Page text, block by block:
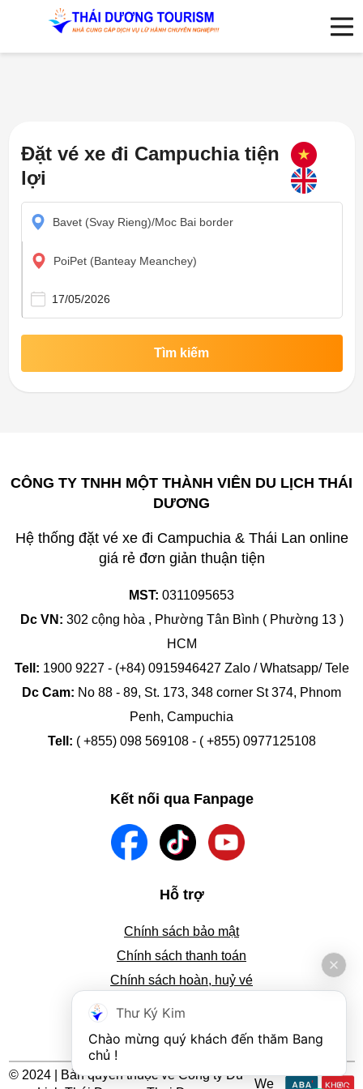
Đặt vé xe đi Campuchia tiện
lợi
Bavet (Svay Rieng)/Moc Bai border
PoiPet (Banteay Meanchey)
Tìm kiếm
CÔNG TY TNHH MỘT THÀNH VIÊN DU LỊCH THÁI
DƯƠNG
Hệ thống đặt vé xe đi Campuchia & Thái Lan online
giá rẻ đơn giản thuận tiện
MST: 0311095653
Dc VN: 302 cộng hòa , Phường Tân Bình ( Phường 13 )
HCM
Tell: 1900 9227 - (+84) 0915946427 Zalo / Whatsapp/ Tele
Dc Cam: No 88 - 89, St. 173, 348 corner St 374, Phnom
Penh, Campuchia
Tell: ( +855) 098 569108 - ( +855) 0977125108
Kết nối qua Fanpage
Hỗ trợ
Chính sách bảo mật
Chính sách thanh toán
Chính sách hoàn, huỷ vé
Tra cứu thông tin đặt vé
© 2024 | Bản quyền thuộc về Công ty Du
We
Thư Ký Kim
Chào mừng quý khách đến thăm Bang
chủ !